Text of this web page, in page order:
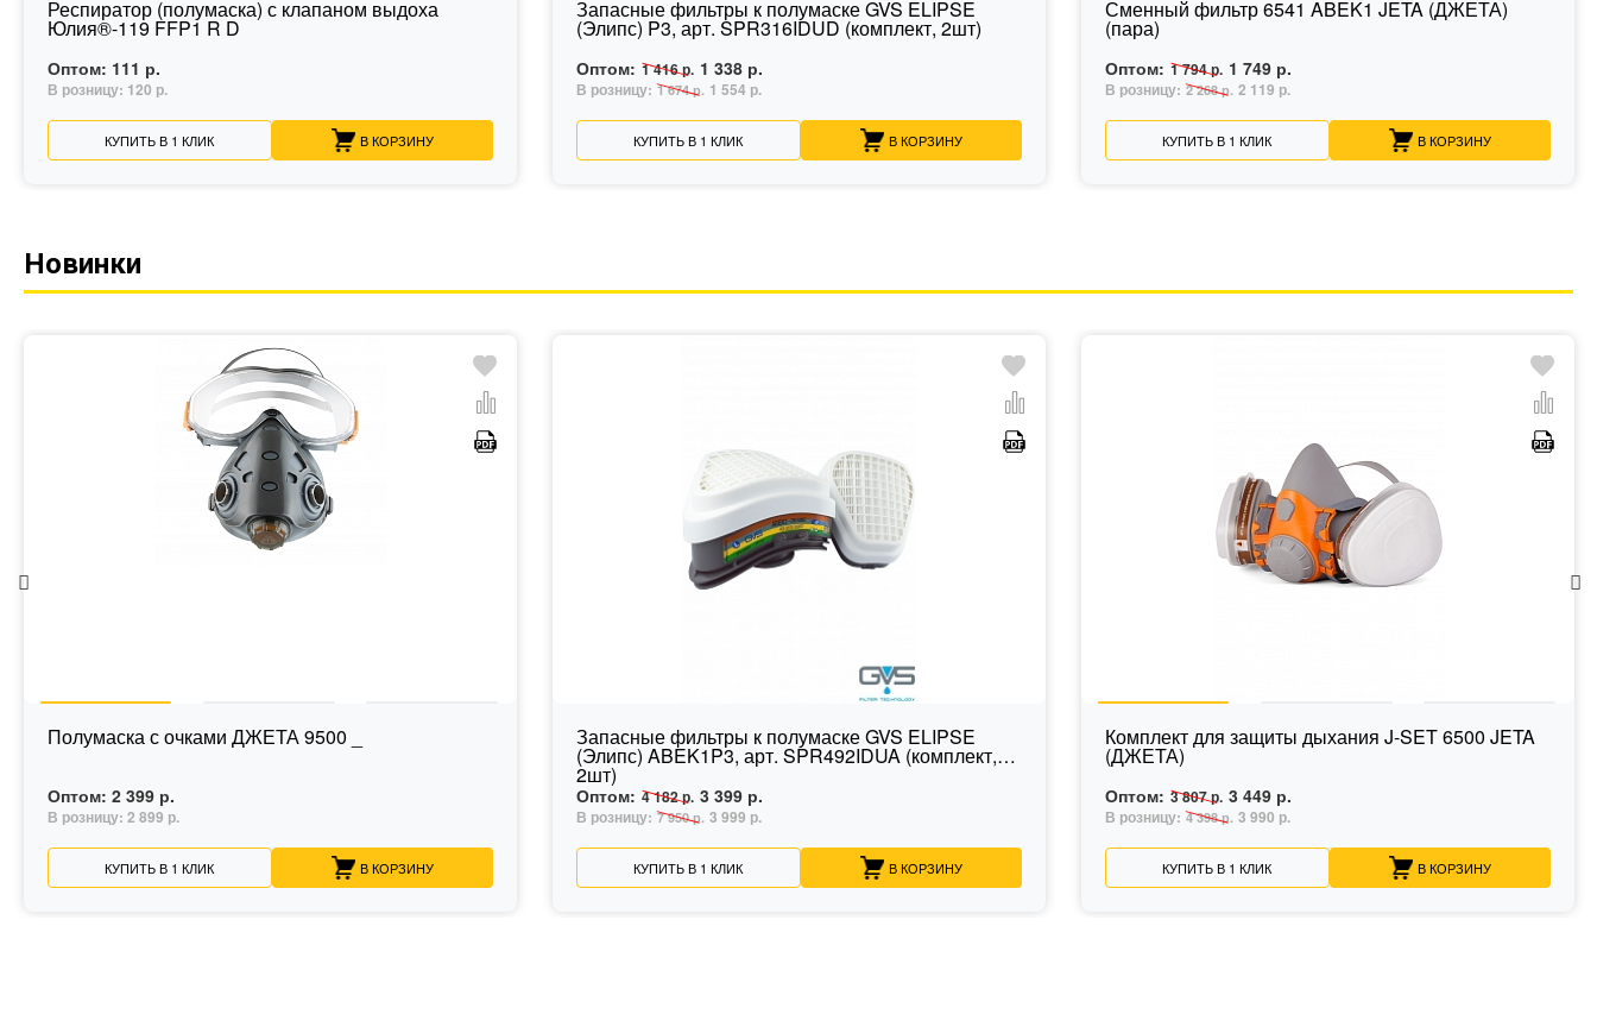
Респиратор (полумаска) с клапаном выдоха
Юлия®-119 FFP1 R D
Оптом: 111 р.
В розницу: 120 р.
КУПИТЬ В 1 КЛИК В КОРЗИНУ
Запасные фильтры к полумаске GVS ELIPSE
(Элипс) P3, арт. SPR316IDUD (комплект, 2шт)
Оптом: 1 416 р. 1 338 р.
В розницу: 1 674 р. 1 554 р.
КУПИТЬ В 1 КЛИК В КОРЗИНУ
Сменный фильтр 6541 ABEK1 JETA (ДЖЕТА)
(пара)
Оптом: 1 794 р. 1 749 р.
В розницу: 2 268 р. 2 119 р.
КУПИТЬ В 1 КЛИК В КОРЗИНУ
Новинки
Полумаска с очками ДЖЕТА 9500 _
Оптом: 2 399 р.
В розницу: 2 899 р.
КУПИТЬ В 1 КЛИК В КОРЗИНУ
Запасные фильтры к полумаске GVS ELIPSE
(Элипс) ABEK1P3, арт. SPR492IDUA (комплект,
2шт)
Оптом: 4 182 р. 3 399 р.
В розницу: 7 950 р. 3 999 р.
КУПИТЬ В 1 КЛИК В КОРЗИНУ
Комплект для защиты дыхания J-SET 6500 JETA
(ДЖЕТА)
Оптом: 3 807 р. 3 449 р.
В розницу: 4 398 р. 3 990 р.
КУПИТЬ В 1 КЛИК В КОРЗИНУ